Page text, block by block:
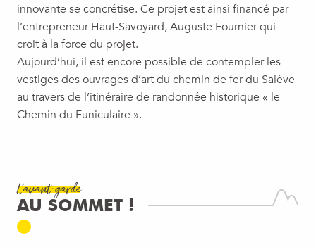
innovante se concrétise. Ce projet est ainsi financé par
l’entrepreneur Haut-Savoyard, Auguste Fournier qui
croit à la force du projet.
Aujourd’hui, il est encore possible de contempler les
vestiges des ouvrages d’art du chemin de fer du Salève
au travers de l’itinéraire de randonnée historique « le
Chemin du Funiculaire ».
L’avant-garde
AU SOMMET !